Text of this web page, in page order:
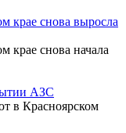
крае снова выросла
крае снова начала
АЗС
в Красноярском